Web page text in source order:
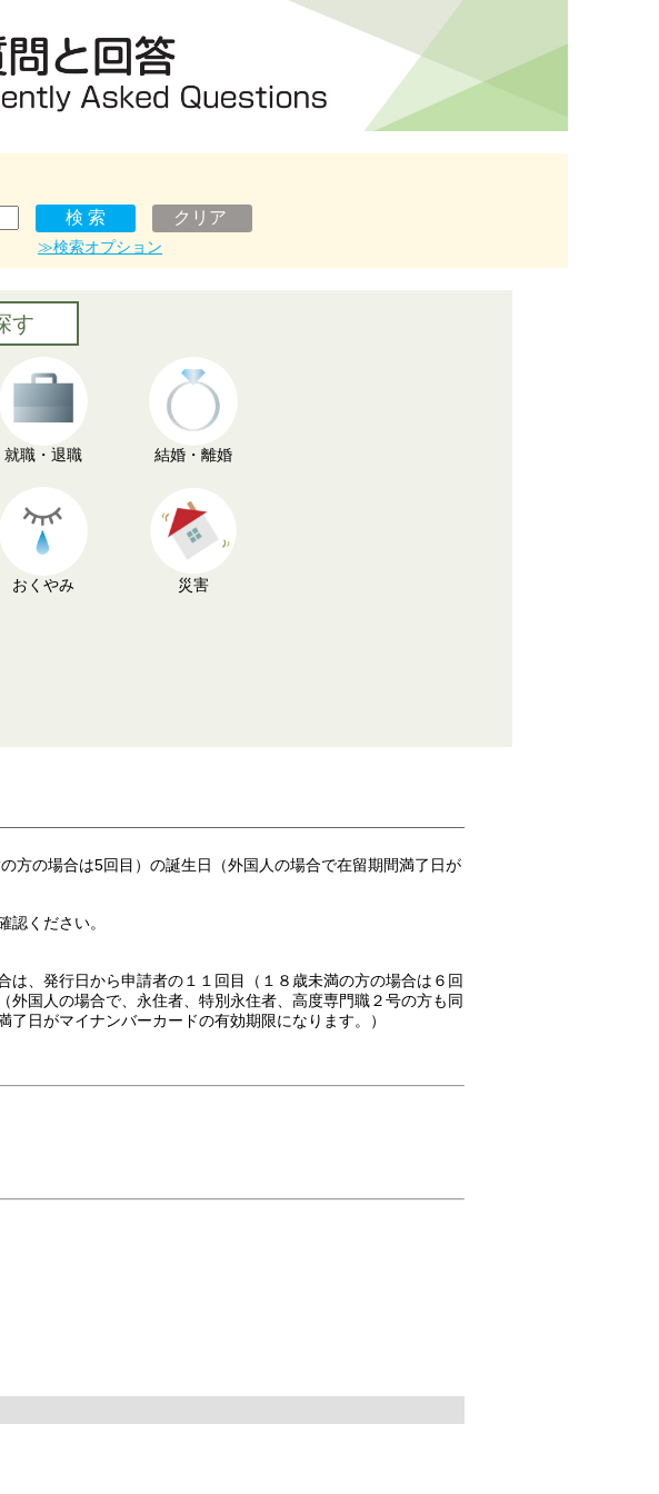
≫検索オプション
す
就職・退職 結婚・離婚
おくやみ 災害
方の場合は5回目）の誕生日（外国人の場合で在留期間満了日が
ください。
は、発行日から申請者の１１回目（１８歳未満の方の場合は６回
国人の場合で、永住者、特別永住者、高度専門職２号の方も同
日がマイナンバーカードの有効期限になります。）